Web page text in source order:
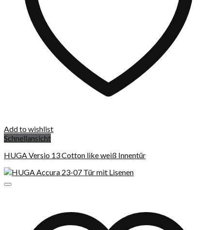
Add to wishlist
Schnellansicht
HUGA Versio 13 Cotton like weiß Innentür